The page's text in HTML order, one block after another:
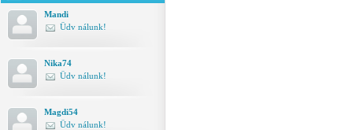
Mandi
Üdv nálunk!
Nika74
Üdv nálunk!
Magdi54
Üdv nálunk!